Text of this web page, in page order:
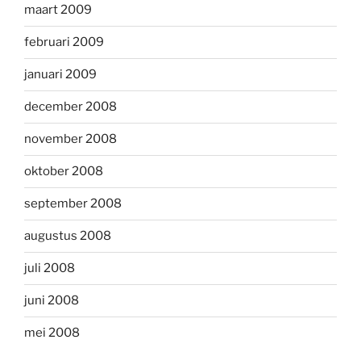
maart 2009
februari 2009
januari 2009
december 2008
november 2008
oktober 2008
september 2008
augustus 2008
juli 2008
juni 2008
mei 2008